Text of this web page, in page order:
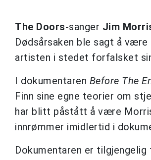
The Doors-sanger Jim
Dødsårsaken ble sagt å
artisten i stedet forfalsket
I dokumentaren Before The
Finn sine egne teorier om
har blitt påstått å være
innrømmer imidlertid i
Dokumentaren er